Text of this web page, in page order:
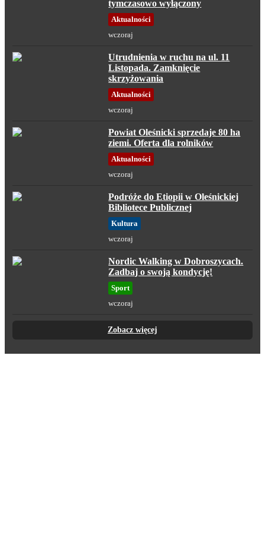
tymczasowo wyłączony
Aktualności
wczoraj
Utrudnienia w ruchu na ul. 11
Listopada. Zamknięcie
skrzyżowania
Aktualności
wczoraj
Powiat Oleśnicki sprzedaje 80 ha
ziemi. Oferta dla rolników
Aktualności
wczoraj
Podróże do Etiopii w Oleśnickiej
Bibliotece Publicznej
Kultura
wczoraj
Nordic Walking w Dobroszycach.
Zadbaj o swoją kondycję!
Sport
wczoraj
Zobacz więcej